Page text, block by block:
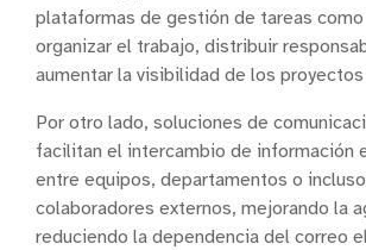
plataformas de gestión de tareas como
organizar el trabajo, distribuir
aumentar la visibilidad de los proyectos
Por otro lado, soluciones de
facilitan el intercambio de información
entre equipos, departamentos o
colaboradores externos, mejorando la
reduciendo la dependencia del correo